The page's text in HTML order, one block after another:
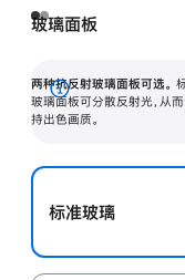
玻璃面板
两种抗反射玻璃面板可选。
玻璃面板可分散反射光，从
持出色画质。
展
开
标准玻璃